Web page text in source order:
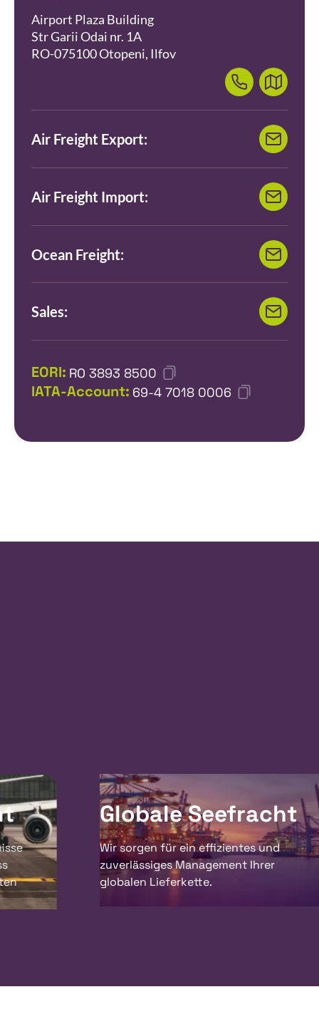
Airport Plaza Building
Str Garii Odai nr. 1A
RO-075100 Otopeni, Ilfov
Air Freight Export:
Air Freight Import:
Ocean Freight:
Sales:
EORI: RO 3893 8500
IATA-Account: 69-4 7018 0006
Globale Seefracht
Wir sorgen für ein effizientes und
zuverlässiges Management Ihrer
globalen Lieferkette.